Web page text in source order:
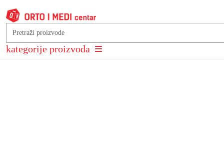
kategorije proizvoda
Podkategorije